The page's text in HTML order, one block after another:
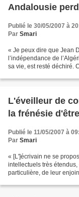
Andalousie
Publié le 30/05/2007 à
Par Smari
« Je peux dire que Jean
l’indépendance de
sa vie, est resté déchiré.
L'éveilleur de
la frénésie
Publié le 11/05/2007 à
Par Smari
« [L']écrivain ne se
intellectuels très
particulière, de leur